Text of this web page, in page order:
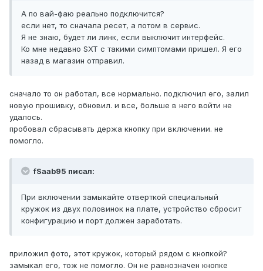
А по вай-фаю реально подключится?
если нет, то сначала ресет, а потом в сервис.
Я не знаю, будет ли линк, если выключит интерфейс.
Ко мне недавно SXT с такими симптомами пришел. Я его
назад в магазин отправил.
сначало то он работал, все нормально. подключил его, залил
новую прошивку, обновил. и все, больше в него войти не
удалось.
пробовал сбрасывать держа кнопку при включении. не
помогло.
fSaab95 писал:
При включении замыкайте отверткой специальный
кружок из двух половинок на плате, устройство сбросит
конфигурацию и порт должен заработать.
приложил фото, этот кружок, который рядом с кнопкой?
замыкал его, тож не помогло. Он не равнозначен кнопке